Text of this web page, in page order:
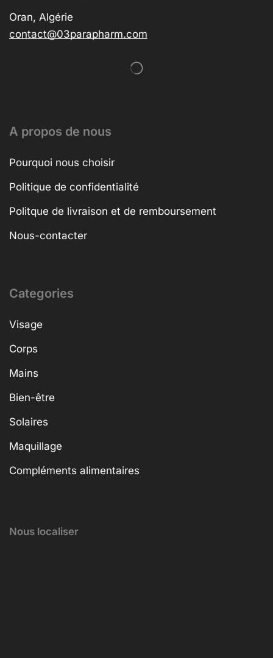
Oran, Algérie
contact@03parapharm.com
A propos de nous
Pourquoi nous choisir
Politique de confidentialité
Politque de livraison et de remboursement
Nous-contacter
Categories
Visage
Corps
Mains
Bien-être
Solaires
Maquillage
Compléments alimentaires
Nous localiser